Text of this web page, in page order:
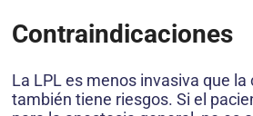
Contraindicaciones
La LPL es menos invasiva que
también tiene riesgos. Si el